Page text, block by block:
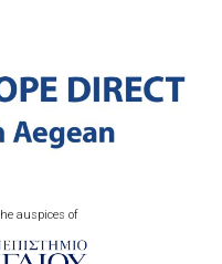
auspices of